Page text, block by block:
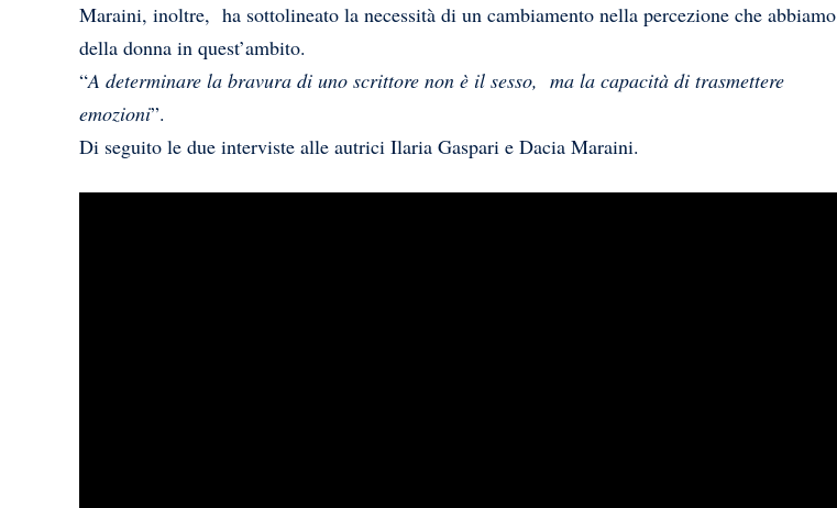
Maraini, inoltre, ha sottolineato la necessità di un cambiamento nella percezione che abbiamo
della donna in quest’ambito.
“A determinare la bravura di uno scrittore non è il sesso, ma la capacità di trasmettere
emozioni”.
Di seguito le due interviste alle autrici Ilaria Gaspari e Dacia Maraini.